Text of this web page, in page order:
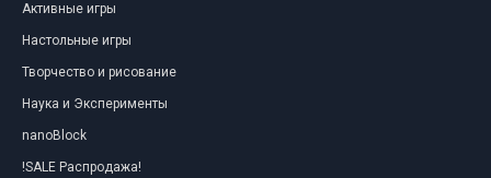
Активные игры
Настольные игры
Творчество и рисование
Наука и Эксперименты
nanoBlock
!SALE Распродажа!